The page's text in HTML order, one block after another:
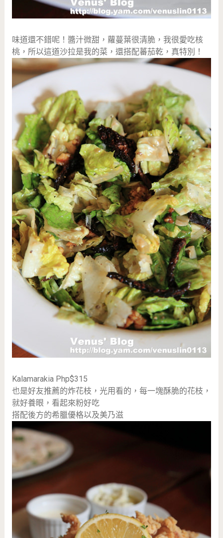
味道還不錯呢！醬汁微甜，蘿蔓葉很清脆，我很愛吃核
桃，所以這道沙拉是我的菜，還搭配蕃茄乾，真特別！
Kalamarakia Php$315
也是好友推薦的炸花枝，光用看的，每一塊酥脆的花枝，
就好養眼，看起來粉好吃
搭配後方的希臘優格以及美乃滋